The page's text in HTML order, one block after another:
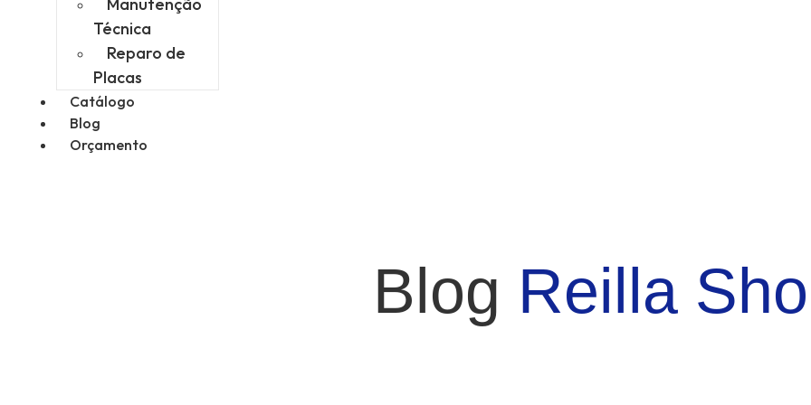
Manutenção
Técnica
Reparo de
Placas
Catálogo
Blog
Orçamento
Blog Reilla